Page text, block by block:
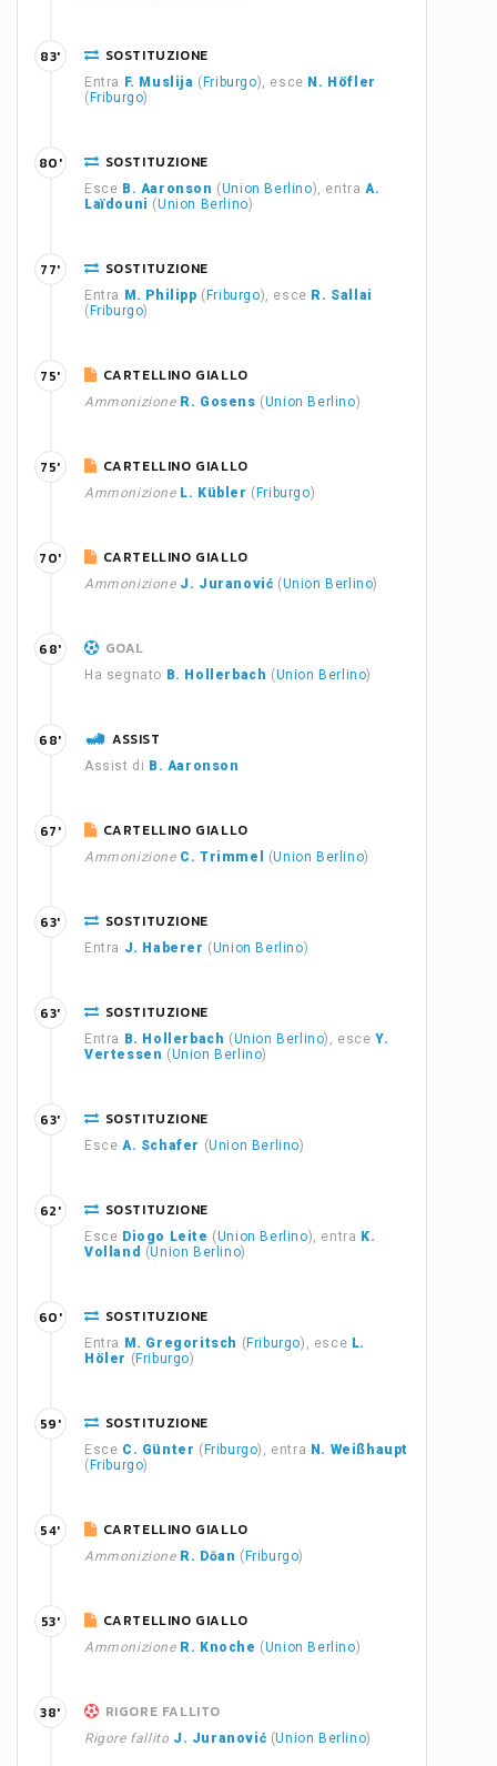
SOSTITUZIONE
Entra F. Muslija ( Friburgo), esce N. Höfler
( Friburgo)
83'
SOSTITUZIONE
Esce B. Aaronson (Union Berlino), entraA.
Laïdouni (Union Berlino)
80'
SOSTITUZIONE
Entra M. Philipp ( Friburgo), esce R. Sallai
( Friburgo)
77'
CARTELLINO GIALLO
Ammonizione R. Gosens (Union Berlino)
75'
CARTELLINO GIALLO
Ammonizione L. Kübler ( Friburgo)
75'
CARTELLINO GIALLO
Ammonizione J. Juranović (Union Berlino)
70'
GOAL
Ha segnato B. Hollerbach (Union Berlino)
68'
ASSIST
Assist di B. Aaronson
68'
CARTELLINO GIALLO
Ammonizione C. Trimmel (Union Berlino)
67'
SOSTITUZIONE
Entra J. Haberer (Union Berlino)
63'
SOSTITUZIONE
Entra B. Hollerbach (Union Berlino), esceY.
Vertessen (Union Berlino)
63'
SOSTITUZIONE
Esce A. Schafer (Union Berlino)
63'
SOSTITUZIONE
Esce Diogo Leite (Union Berlino), entra K.
Volland (Union Berlino)
62'
SOSTITUZIONE
Entra M. Gregoritsch ( Friburgo), esce L.
Höler ( Friburgo)
60'
SOSTITUZIONE
Esce C. Günter ( Friburgo), entra N. Weißhaupt
( Friburgo)
59'
CARTELLINO GIALLO
Ammonizione R. Dōan ( Friburgo)
54'
CARTELLINO GIALLO
Ammonizione R. Knoche (Union Berlino)
53'
RIGORE FALLITO
Rigore fallito J. Juranović (Union Berlino)
38'